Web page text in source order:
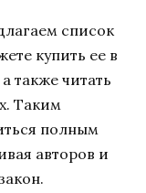
список
купить ее в
также читать
Таким
полным
авторов и